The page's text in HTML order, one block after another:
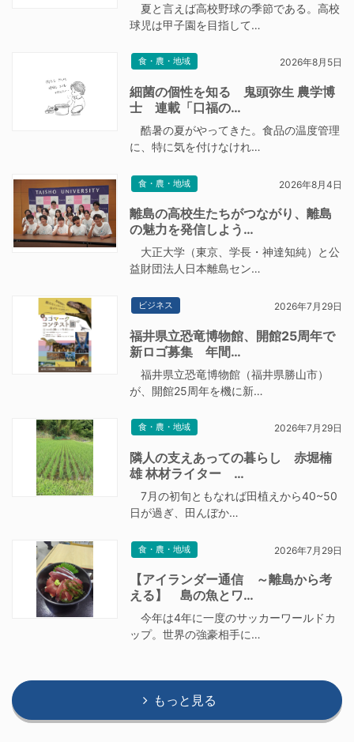
夏と言えば高校野球の季節である。高校
球児は甲子園を目指して…
食・農・地域 2026年8月5日
細菌の個性を知る 鬼頭弥生 農学博
士 連載「口福の…
酷暑の夏がやってきた。食品の温度管理
に、特に気を付けなけれ…
食・農・地域 2026年8月4日
離島の高校生たちがつながり、離島
の魅力を発信しよう…
大正大学（東京、学長・神達知純）と公
益財団法人日本離島セン…
ビジネス 2026年7月29日
福井県立恐竜博物館、開館25周年で
新ロゴ募集 年間…
福井県立恐竜博物館（福井県勝山市）
が、開館25周年を機に新…
食・農・地域 2026年7月29日
隣人の支えあっての暮らし 赤堀楠
雄 林材ライター …
7月の初旬ともなれば田植えから40~50
日が過ぎ、田んぼか…
食・農・地域 2026年7月29日
【アイランダー通信 ～離島から考
える】 島の魚とワ…
今年は4年に一度のサッカーワールドカ
ップ。世界の強豪相手に…
もっと見る